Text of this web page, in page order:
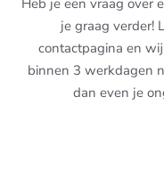
Heb je een vraag over
je graag verder!
contactpagina en
binnen 3 werkdagen
dan even je